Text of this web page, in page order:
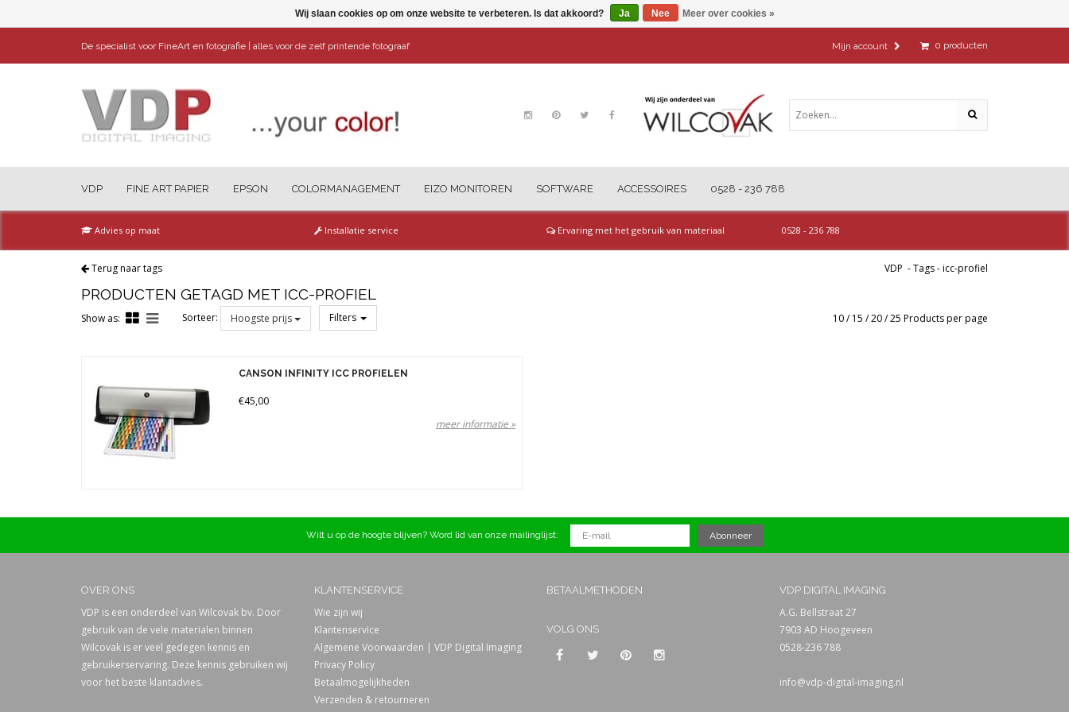
De specialist voor FineArt en fotografie | alles voor de zelf printende fotograaf 0 producten
Mijn account
VDP FINE ART PAPIER EPSON COLORMANAGEMENT EIZO MONITOREN SOFTWARE ACCESSOIRES 0528 - 236 788
Advies op maat Installatie service Ervaring met het gebruik van materiaal 0528 - 236 788
Terug naar tags VDP -Tags-icc-profiel
PRODUCTEN GETAGD MET ICC-PROFIEL
10/15 /20/25 Products per page
Show as: Sorteer: Hoogste prijs Filters
Prijs
CANSON INFINITY ICC PROFIELEN
€45,00
meer informatie »
Wilt u op de hoogte blijven? Word lid van onze mailinglijst:
OVER ONS
VDP is een onderdeel van Wilcovak bv. Door
gebruik van de vele materialen binnen
Wilcovak is er veel gedegen kennis en
gebruikerservaring. Deze kennis gebruiken wij
voor het beste klantadvies.
KLANTENSERVICE
Wie zijn wij
Klantenservice
Algemene Voorwaarden | VDP Digital Imaging
Privacy Policy
Betaalmogelijkheden
Verzenden & retourneren
BETAALMETHODEN
VOLG ONS
VDP DIGITAL IMAGING
A.G. Bellstraat 27
7903 AD Hoogeveen
0528-236 788
info@vdp-digital-imaging.nl
Wij slaan cookies op om onze website te verbeteren. Is dat akkoord? Ja Nee Meer over cookies »